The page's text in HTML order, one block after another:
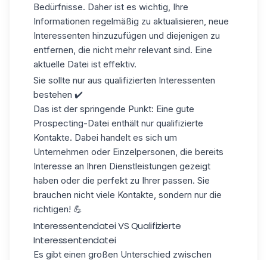
Bedürfnisse. Daher ist es wichtig, Ihre
Informationen regelmäßig zu aktualisieren , neue
Interessenten hinzuzufügen und diejenigen zu
entfernen, die nicht mehr relevant sind. Eine
aktuelle Datei ist effektiv.
Sie sollte nur aus qualifizierten Interessenten
bestehen ✔️
Das ist der springende Punkt: Eine gute
Prospecting-Datei enthält nur qualifizierte
Kontakte. Dabei handelt es sich um
Unternehmen oder Einzelpersonen, die bereits
Interesse an Ihren Dienstleistungen gezeigt
haben oder die perfekt zu Ihrer passen. Sie
brauchen nicht viele Kontakte, sondern nur die
richtigen! 💪
Interessentendatei VS Qualifizierte
Interessentendatei
Es gibt einen großen Unterschied zwischen